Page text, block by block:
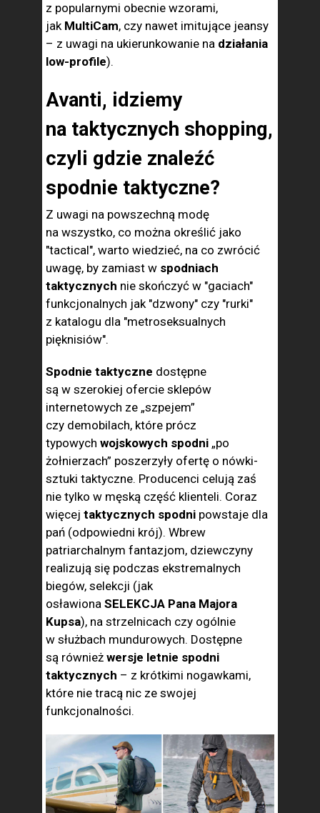
z popularnymi obecnie wzorami,
jak MultiCam, czy nawet imitujące jeansy
– z uwagi na ukierunkowanie na działania
low-profile).
Avanti, idziemy
na taktycznych shopping,
czyli gdzie znaleźć
spodnie taktyczne?
Z uwagi na powszechną modę
na wszystko, co można określić jako
"tactical", warto wiedzieć, na co zwrócić
uwagę, by zamiast w spodniach
taktycznych nie skończyć w "gaciach"
funkcjonalnych jak "dzwony" czy "rurki"
z katalogu dla "metroseksualnych
pięknisiów".
Spodnie taktyczne dostępne
są w szerokiej ofercie sklepów
internetowych ze „szpejem”
czy demobilach, które prócz
typowych wojskowych spodni „po
żołnierzach” poszerzyły ofertę o nówki-
sztuki taktyczne. Producenci celują zaś
nie tylko w męską część klienteli. Coraz
więcej taktycznych spodni powstaje dla
pań (odpowiedni krój). Wbrew
patriarchalnym fantazjom, dziewczyny
realizują się podczas ekstremalnych
biegów, selekcji (jak
osławiona SELEKCJA Pana Majora
Kupsa), na strzelnicach czy ogólnie
w służbach mundurowych. Dostępne
są również wersje letnie spodni
taktycznych – z krótkimi nogawkami,
które nie tracą nic ze swojej
funkcjonalności.